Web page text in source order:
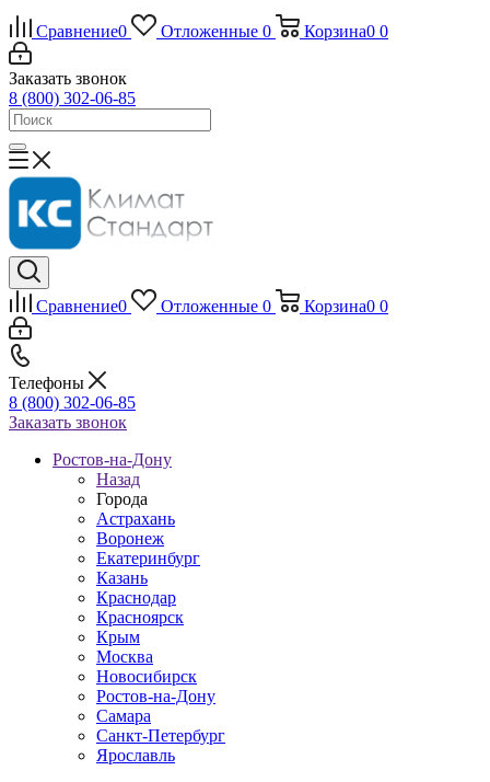
Сравнение0 Отложенные 0 Корзина0 0
Заказать звонок
8 (800) 302-06-85
Сравнение0 Отложенные 0 Корзина0 0
Телефоны
8 (800) 302-06-85
Заказать звонок
Ростов-на-Дону
Назад
Города
Астрахань
Воронеж
Екатеринбург
Казань
Краснодар
Красноярск
Крым
Москва
Новосибирск
Ростов-на-Дону
Самара
Санкт-Петербург
Ярославль